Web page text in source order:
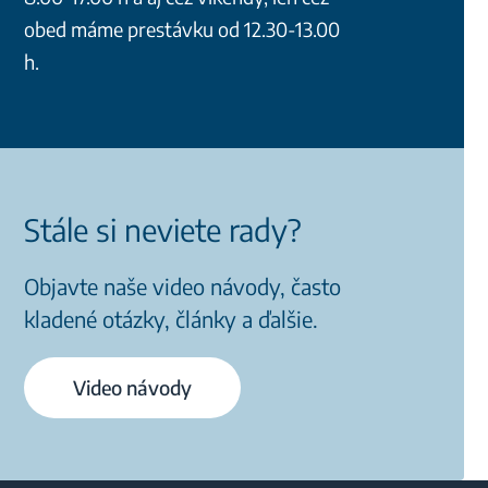
obed máme prestávku od 12.30-13.00
h.
Stále si neviete rady?
Objavte naše video návody, často
kladené otázky, články a ďalšie.
Video návody